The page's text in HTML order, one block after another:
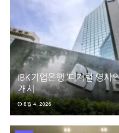
IBK기업은행 ‘디지털 영사
개시
8월 4, 2026